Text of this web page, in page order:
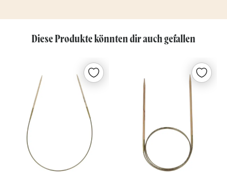
Diese Produkte könnten dir auch gefallen